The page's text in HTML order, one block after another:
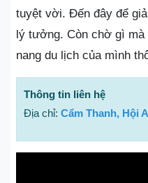
tuyệt vời. Đến đây để
lý tưởng. Còn chờ gì mà
nang du lịch của mình
Thông tin liên hệ
Địa chỉ: Cẩm Thanh, Hội